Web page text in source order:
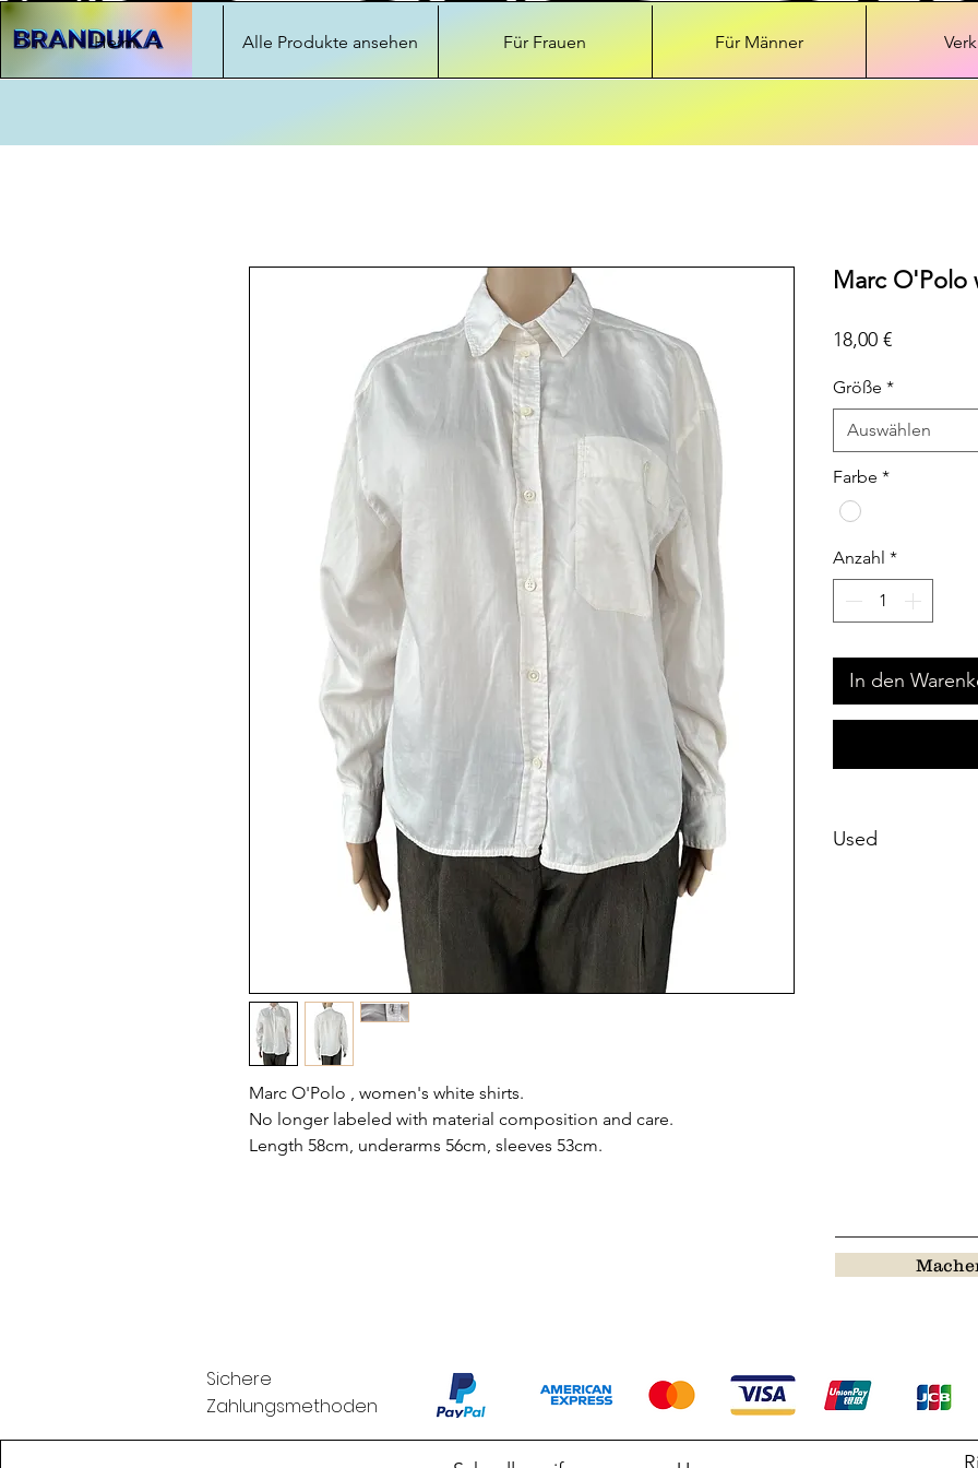
Heim Alle Produkte ansehen Für Frauen Für Männer
Marc O'Polo , women's white shirts.
No longer labeled with material composition and care.
Length 58cm, underarms 56cm, sleeves 53cm.
Marc O'Polo
18,00 €Preis
Größe *
Auswählen
Farbe *
Anzahl *
In den
Used
Sichere
Zahlungsmethoden